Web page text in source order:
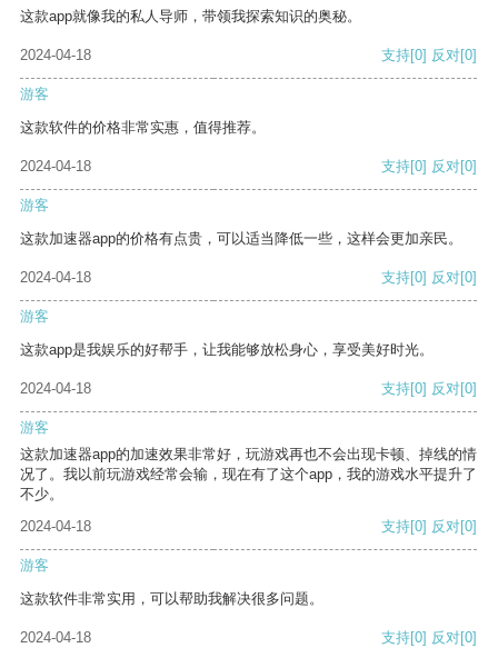
这款app就像我的私人导师，带领我探索知识的奥秘。
2024-04-18 支持[0] 反对[0]
游客
这款软件的价格非常实惠，值得推荐。
2024-04-18 支持[0] 反对[0]
游客
这款加速器app的价格有点贵，可以适当降低一些，这样会更加亲民。
2024-04-18 支持[0] 反对[0]
游客
这款app是我娱乐的好帮手，让我能够放松身心，享受美好时光。
2024-04-18 支持[0] 反对[0]
游客
这款加速器app的加速效果非常好，玩游戏再也不会出现卡顿、掉线的情
况了。我以前玩游戏经常会输，现在有了这个app，我的游戏水平提升了
不少。
2024-04-18
支持[0] 反对[0]
游客
这款软件非常实用，可以帮助我解决很多问题。
2024-04-18 支持[0] 反对[0]